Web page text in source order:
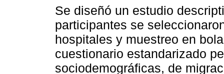
Se diseñó un estudio
participantes se
hospitales y muestreo en
cuestionario estandarizado
sociodemográficas, de